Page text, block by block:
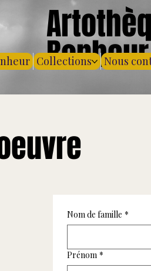
Bonheur
Collections Nous
Nom de famille *
Prénom *